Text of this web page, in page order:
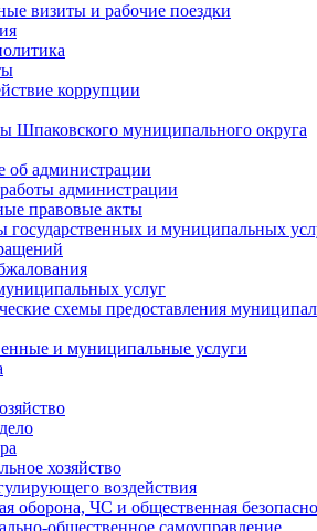
визиты и рабочие поездки
коррупции
Шпаковского муниципального округа
об администрации
администрации
правовые акты
государственных и муниципальных
услуг
схемы предоставления
и муниципальные услуги
хозяйство
воздействия
оборона, ЧС и общественная